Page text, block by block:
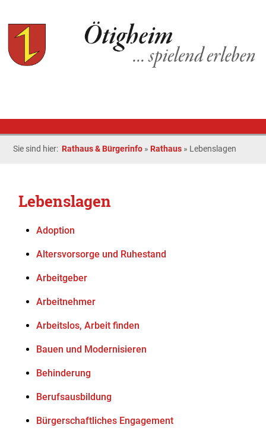
Sie sind hier: Rathaus & Bürgerinfo » Rathaus » Lebenslagen
Lebenslagen
Adoption
Altersvorsorge und Ruhestand
Arbeitgeber
Arbeitnehmer
Arbeitslos, Arbeit finden
Bauen und Modernisieren
Behinderung
Berufsausbildung
Bürgerschaftliches Engagement